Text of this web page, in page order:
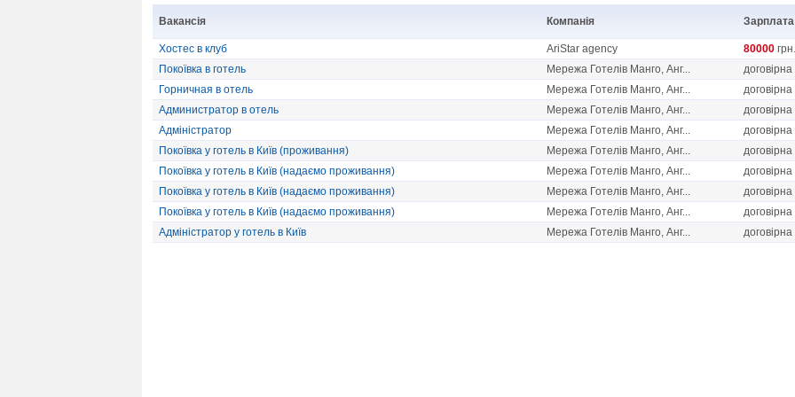
Вакансія Компанія Зарплата
Хостес в клуб AriStar agency 80000 грн.
Покоївка в готель
Мережа Готелів Манго, Анг...
договірна
Горничная в отель
Мережа Готелів Манго, Анг...
договірна
Администратор в отель
Мережа Готелів Манго, Анг...
договірна
Адміністратор
Мережа Готелів Манго, Анг...
договірна
Покоївка у готель в Київ (проживання)
Мережа Готелів Манго, Анг...
договірна
Покоївка у готель в Київ (надаємо проживання)
Мережа Готелів Манго, Анг...
договірна
Покоївка у готель в Київ (надаємо проживання)
Мережа Готелів Манго, Анг...
договірна
Покоївка у готель в Київ (надаємо проживання)
Мережа Готелів Манго, Анг...
договірна
Адміністратор у готель в Київ
Мережа Готелів Манго, Анг... договірна